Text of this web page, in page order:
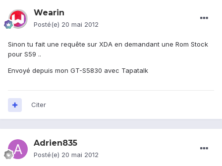
Wearin
Posté(e) 20 mai 2012
Sinon tu fait une requête sur XDA en demandant une Rom Stock
pour S59 ..
Envoyé depuis mon GT-S5830 avec Tapatalk
Citer
Adrien835
Posté(e) 20 mai 2012